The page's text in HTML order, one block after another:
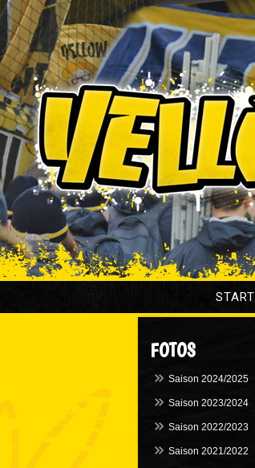
START
FOTOS
Saison 2024/2025
Saison 2023/2024
Saison 2022/2023
Saison 2021/2022